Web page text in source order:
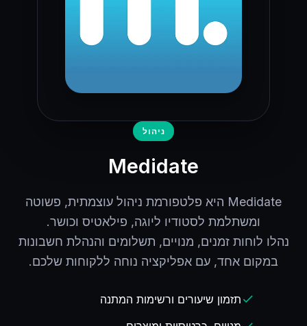
ניהול
Medidate
Medidate היא פלטפורמת ניהול עוצמתית, פשוטה
נהלו לוחות זמנים, מנויים, תשלומים והנהלת חשבונות
במקום אחד, עם אפליקציה נוחה ללקוחות שלכם.
check תזמון שיעורים ורשימות המתנה